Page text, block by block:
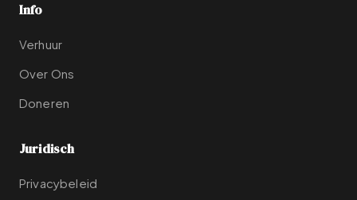
Info
Verhuur
Over Ons
Doneren
Juridisch
Privacybeleid